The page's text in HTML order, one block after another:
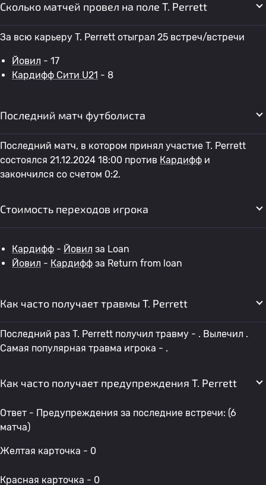
Сколько матчей провел на поле T. Perrett
За всю карьеру T. Perrett отыграл 25 встреч/встречи
Йовил - 17
Кардифф Сити U21 - 8
Последний матч футболиста
Последний матч, в котором принял участие T. Perrett
состоялся 21.12.2024 18:00 против Кардифф и
закончился со счетом 0:2.
Стоимость переходов игрока
Кардифф - Йовил за Loan
Йовил - Кардифф за Return from loan
Как часто получает травмы T. Perrett
Последний раз T. Perrett получил травму - . Вылечил .
Самая популярная травма игрока - .
Как часто получает предупреждения T. Perrett
Ответ - Предупреждения за последние встречи: (6
матча)
Желтая карточка - 0
Красная карточка - 0